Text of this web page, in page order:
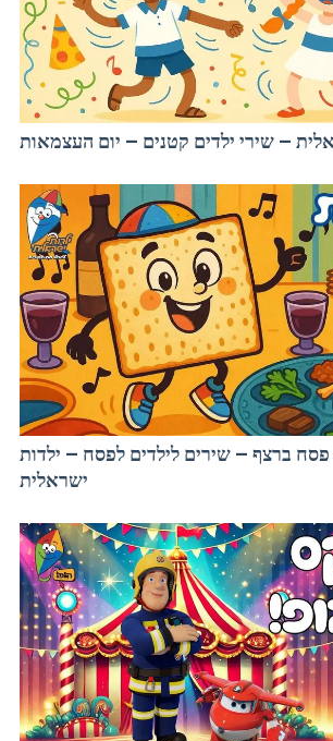
– שירי ילדים קטנים – יום העצמאות
פסח ברצף – שירים לילדים לפסח – ילדות
ישראלית